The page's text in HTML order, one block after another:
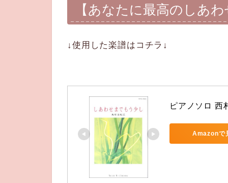
【あなたに最高のしあ
↓使用した楽譜はコチラ↓
ピアノソロ 西
Amazonで